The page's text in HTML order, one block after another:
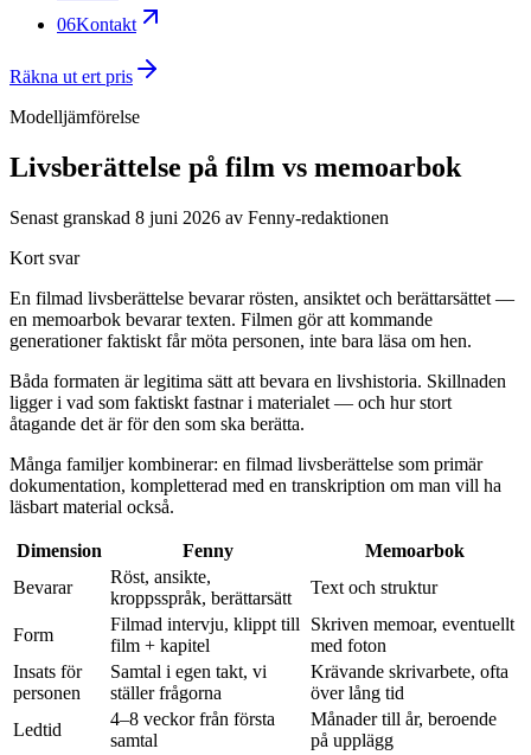
06Kontakt
Räkna ut ert pris
Modelljämförelse
Livsberättelse på film vs memoarbok
Senast granskad 8 juni 2026 av Fenny-redaktionen
Kort svar
En filmad livsberättelse bevarar rösten, ansiktet och berättarsättet —
en memoarbok bevarar texten. Filmen gör att kommande
generationer faktiskt får möta personen, inte bara läsa om hen.
Båda formaten är legitima sätt att bevara en livshistoria. Skillnaden
ligger i vad som faktiskt fastnar i materialet — och hur stort
åtagande det är för den som ska berätta.
Många familjer kombinerar: en filmad livsberättelse som primär
dokumentation, kompletterad med en transkription om man vill ha
läsbart material också.
Dimension Fenny
Memoarbok
Bevarar
Röst, ansikte,
kroppsspråk, berättarsätt
Text och struktur
Form
Filmad intervju, klippt till
film + kapitel
Skriven memoar, eventuellt
med foton
Insats för
personen
Samtal i egen takt, vi
ställer frågorna
Krävande skrivarbete, ofta
över lång tid
Ledtid
4–8 veckor från första
samtal
Månader till år, beroende
på upplägg